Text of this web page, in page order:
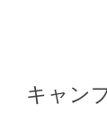
キャン